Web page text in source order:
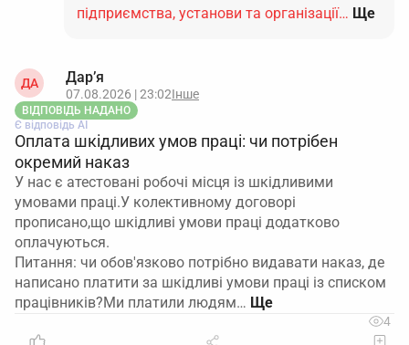
підприємства, установи та організації… Ще
ДА Дар’я
07.08.2026 | 23:02Інше
ВІДПОВІДЬ НАДАНО
Є відповідь АІ
Оплата шкідливих умов праці: чи потрібен
окремий наказ
У нас є атестовані робочі місця із шкідливими
умовами праці.У колективному договорі
прописано,що шкідливі умови праці додатково
оплачуються.
Питання: чи обов'язково потрібно видавати наказ, де
написано платити за шкідливі умови праці із списком
працівників?Ми платили людям…
4